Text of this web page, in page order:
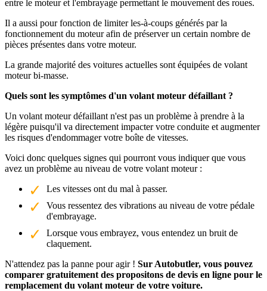
entre le moteur et l'embrayage permettant le mouvement des roues.
Il a aussi pour fonction de limiter les-à-coups générés par la
fonctionnement du moteur afin de préserver un certain nombre de
pièces présentes dans votre moteur.
La grande majorité des voitures actuelles sont équipées de volant
moteur bi-masse.
Quels sont les symptômes d'un volant moteur défaillant ?
Un volant moteur défaillant n'est pas un problème à prendre à la
légère puisqu'il va directement impacter votre conduite et augmenter
les risques d'endommager votre boîte de vitesses.
Voici donc quelques signes qui pourront vous indiquer que vous
avez un problème au niveau de votre volant moteur :
Les vitesses ont du mal à passer.
Vous ressentez des vibrations au niveau de votre pédale
d'embrayage.
Lorsque vous embrayez, vous entendez un bruit de
claquement.
N'attendez pas la panne pour agir ! Sur Autobutler, vous pouvez
comparer gratuitement des propositons de devis en ligne pour le
remplacement du volant moteur de votre voiture.